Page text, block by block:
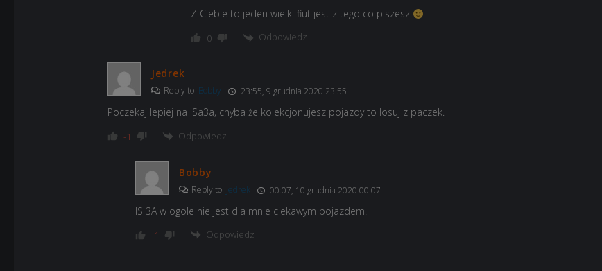
Z Ciebie to jeden wielki fiut jest z tego co piszesz
0 Odpowiedz
Jedrek
Reply to Bobby 23:55, 9 grudnia 2020 23:55
Poczekaj lepiej na ISa3a, chyba że kolekcjonujesz pojazdy to losuj z paczek.
-1 Odpowiedz
Bobby
Reply to Jedrek 00:07, 10 grudnia 2020 00:07
IS 3A w ogole nie jest dla mnie ciekawym pojazdem.
-1 Odpowiedz